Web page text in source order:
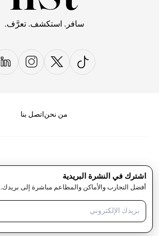
سافر. استكشف. تعرَّف.
من نحن اتصل بنا
سياسة الخصوصية
حقوق النشر لمجلة LIST كل الحقوق محفوظة
اشترك في النشرة البريدية
أفضل التجارب والأماكن والمطاعم مباشرة إلى بريدك.